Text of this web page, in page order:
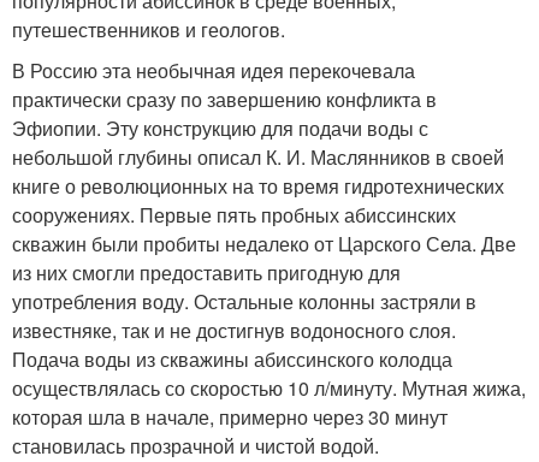
путешественников и геологов.
В Россию эта необычная идея перекочевала
практически сразу по завершению конфликта в
Эфиопии. Эту конструкцию для подачи воды с
небольшой глубины описал К. И. Маслянников в своей
книге о революционных на то время гидротехнических
сооружениях. Первые пять пробных абиссинских
скважин были пробиты недалеко от Царского Села. Две
из них смогли предоставить пригодную для
употребления воду. Остальные колонны застряли в
известняке, так и не достигнув водоносного слоя.
Подача воды из скважины абиссинского колодца
осуществлялась со скоростью 10 л/минуту. Мутная жижа,
которая шла в начале, примерно через 30 минут
становилась прозрачной и чистой водой.